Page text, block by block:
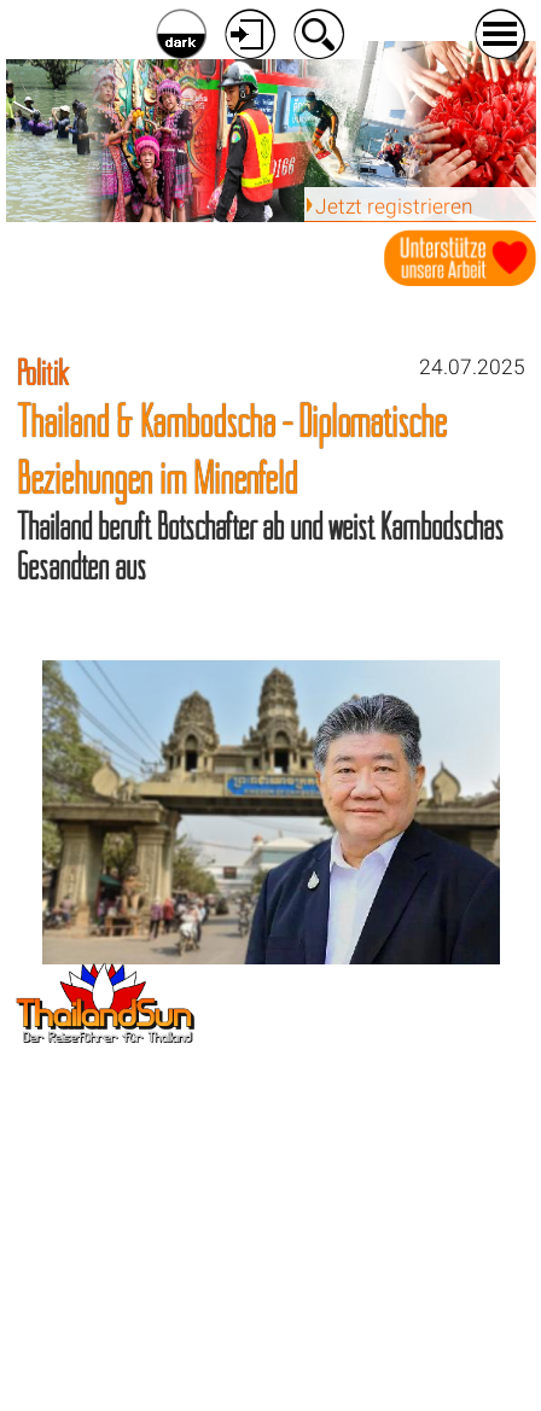
Jetzt registrieren
24.07.2025
Politik
Thailand & Kambodscha - Diplomatische
Beziehungen im Minenfeld
Thailand beruft Botschafter ab und weist Kambodschas
Gesandten aus